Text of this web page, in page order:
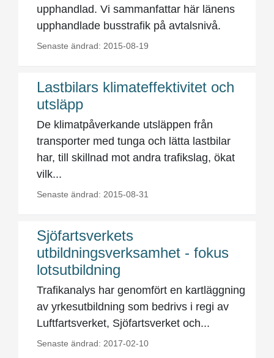
upphandlad. Vi sammanfattar här länens
upphandlade busstrafik på avtalsnivå.
Senaste ändrad: 2015-08-19
Lastbilars klimateffektivitet och
utsläpp
De klimatpåverkande utsläppen från
transporter med tunga och lätta lastbilar
har, till skillnad mot andra trafikslag, ökat
vilk...
Senaste ändrad: 2015-08-31
Sjöfartsverkets
utbildningsverksamhet - fokus
lotsutbildning
Trafikanalys har genomfört en kartläggning
av yrkesutbildning som bedrivs i regi av
Luftfartsverket, Sjöfartsverket och...
Senaste ändrad: 2017-02-10